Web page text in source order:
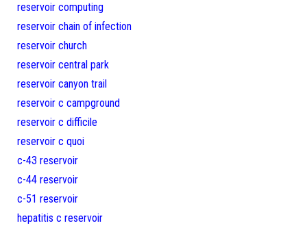
reservoir computing
reservoir chain of infection
reservoir church
reservoir central park
reservoir canyon trail
reservoir c campground
reservoir c difficile
reservoir c quoi
c-43 reservoir
c-44 reservoir
c-51 reservoir
hepatitis c reservoir